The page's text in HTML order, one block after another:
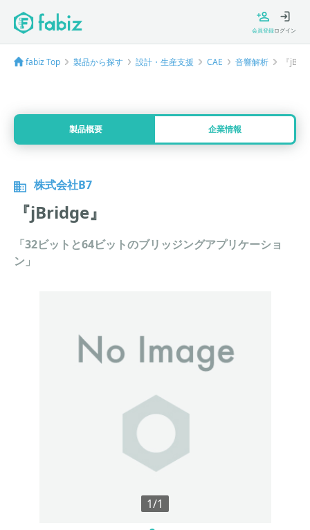
会員登録ログイン
fabiz Top 製品から探す 設計・生産支援 CAE 音響解析 『
製品概要 企業情報
株式会社B7
『jBridge』
「32ビットと64ビットのブリッジングアプリケーショ
ン」
1/1